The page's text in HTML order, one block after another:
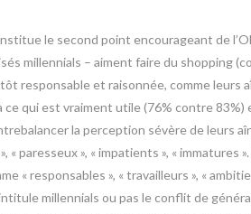
le second point encourageant de
millennials – aiment faire du shopping
responsable et raisonnée, comme leurs
qui est vraiment utile (76% contre 83%)
la perception sévère de leurs
paresseux », « impatients », « immatures
« responsables », « travailleurs », «
millennials ou pas le conflit de